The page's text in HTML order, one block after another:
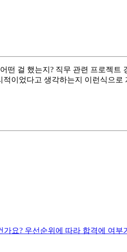
떤 걸 했는지? 직무 관련 프로젝트
이었다고 생각하는지 이런식으로
요? 우선순위에 따라 합격에 여부